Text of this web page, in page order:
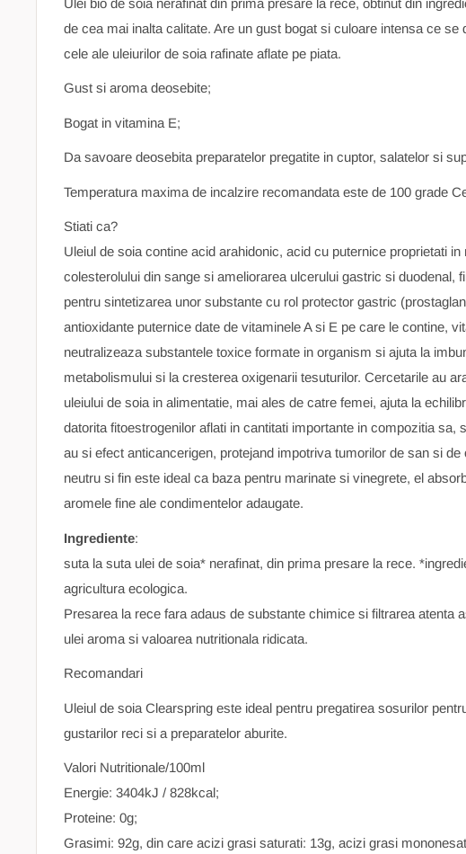
Ulei bio de soia nerafinat din prima presare la rece, obtinut din
de cea mai inalta calitate. Are un gust bogat si culoare intensa ce se
cele ale uleiurilor de soia rafinate aflate pe piata.
Gust si aroma deosebite;
Bogat in vitamina E;
Da savoare deosebita preparatelor pregatite in cuptor, salatelor si
Temperatura maxima de incalzire recomandata este de 100 grade
Stiati ca?
Uleiul de soia contine acid arahidonic, acid cu puternice proprietati in
colesterolului din sange si ameliorarea ulcerului gastric si duodenal,
pentru sintetizarea unor substante cu rol protector gastric
antioxidante puternice date de vitaminele A si E pe care le contine,
neutralizeaza substantele toxice formate in organism si ajuta la
metabolismului si la cresterea oxigenarii tesuturilor. Cercetarile au
uleiului de soia in alimentatie, mai ales de catre femei, ajuta la
datorita fitoestrogenilor aflati in cantitati importante in compozitia sa,
au si efect anticancerigen, protejand impotriva tumorilor de san si de
neutru si fin este ideal ca baza pentru marinate si vinegrete, el
aromele fine ale condimentelor adaugate.
Ingrediente:
suta la suta ulei de soia* nerafinat, din prima presare la rece.
agricultura ecologica.
Presarea la rece fara adaus de substante chimice si filtrarea atenta
ulei aroma si valoarea nutritionala ridicata.
Recomandari
Uleiul de soia Clearspring este ideal pentru pregatirea sosurilor
gustarilor reci si a preparatelor aburite.
Valori Nutritionale/100ml
Energie: 3404kJ / 828kcal;
Proteine: 0g;
Grasimi: 92g, din care acizi grasi saturati: 13g, acizi grasi